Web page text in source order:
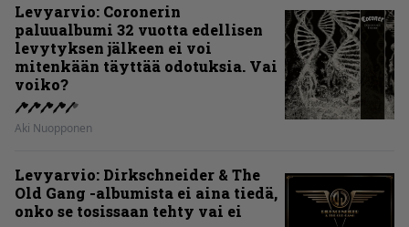
Levyarvio: Coronerin
paluualbumi 32 vuotta edellisen
levytyksen jälkeen ei voi
mitenkään täyttää odotuksia. Vai
voiko?
Aki Nuopponen
Levyarvio: Dirkschneider & The
Old Gang -albumista ei aina tiedä,
onko se tosissaan tehty vai ei